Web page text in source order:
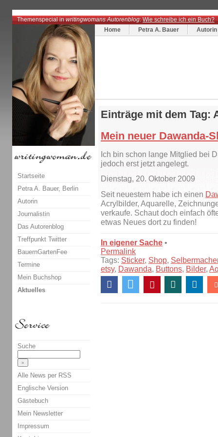
Themenspecial inwritingwomans Autorenblog:Wie schreibe ich ein Buch?
Home
Petra A. Bauer Autorin
Einträge mit dem Tag:
Mein neuer Dawanda-
Ich bin schon lange Mitglied bei
jedoch erst jetzt angelegt.
Dienstag, 20. Oktober 2009
Seit neuestem habe ich einen
Acrylbilder, Aquarelle,
verkaufe. Schaut doch einfach
etwas Neues dort zu finden!
In eigener Sache •
Permalink
Tags: Sticker, Shop,
etsy, Dawanda, Buttons, Bilder,
Startseite
Petra A. Bauer, Berlin
Autorin
Journalistin
Das Autorenblog
Treffpunkt Twitter
BauernGartenFee
Termine
Mein Buchshop
Aktuelles
Suche
Alle News per RSS
Englische Version
Gästebuch
Mein Newsletter
Impressum